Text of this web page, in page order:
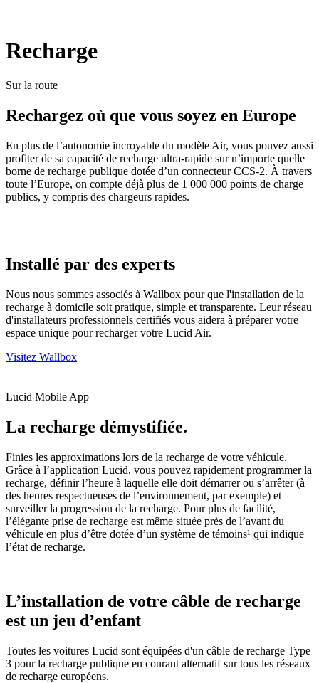
Recharge
Sur la route
Rechargez où que vous soyez en Europe
En plus de l’autonomie incroyable du modèle Air, vous pouvez aussi
profiter de sa capacité de recharge ultra-rapide sur n’importe quelle
borne de recharge publique dotée d’un connecteur CCS-2. À travers
toute l’Europe, on compte déjà plus de 1 000 000 points de charge
publics, y compris des chargeurs rapides.
Installé par des experts
Nous nous sommes associés à Wallbox pour que l'installation de la
recharge à domicile soit pratique, simple et transparente. Leur réseau
d'installateurs professionnels certifiés vous aidera à préparer votre
espace unique pour recharger votre Lucid Air.
Visitez Wallbox
Lucid Mobile App
La recharge démystifiée.
Finies les approximations lors de la recharge de votre véhicule.
Grâce à l’application Lucid, vous pouvez rapidement programmer la
recharge, définir l’heure à laquelle elle doit démarrer ou s’arrêter (à
des heures respectueuses de l’environnement, par exemple) et
surveiller la progression de la recharge. Pour plus de facilité,
l’élégante prise de recharge est même située près de l’avant du
véhicule en plus d’être dotée d’un système de témoins¹ qui indique
l’état de recharge.
L’installation de votre câble de recharge
est un jeu d’enfant
Toutes les voitures Lucid sont équipées d'un câble de recharge Type
3 pour la recharge publique en courant alternatif sur tous les réseaux
de recharge européens​.